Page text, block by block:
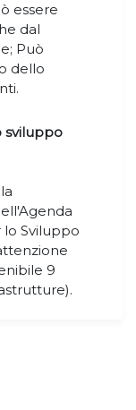
essere
dal
Può
dello
sviluppo
Sviluppo
9